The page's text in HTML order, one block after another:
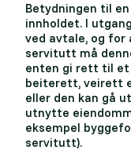
Betydningen til
innholdet. I
ved avtale, og
servitutt må
enten gi rett til et
beiterett, veirett
eller den kan gå
utnytte
eksempel
servitutt).